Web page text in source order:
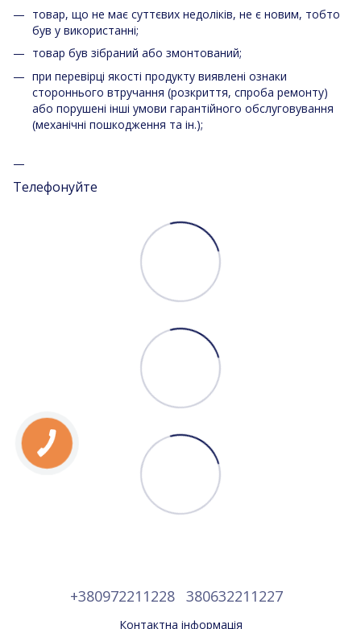
товар, що не має суттєвих недоліків, не є новим, тобто
був у використанні;
товар був зібраний або змонтований;
при перевірці якості продукту виявлені ознаки
стороннього втручання (розкриття, спроба ремонту)
або порушені інші умови гарантійного обслуговування
(механічні пошкодження та ін.);
Телефонуйте
+380972211228 380632211227
Контактна інформація